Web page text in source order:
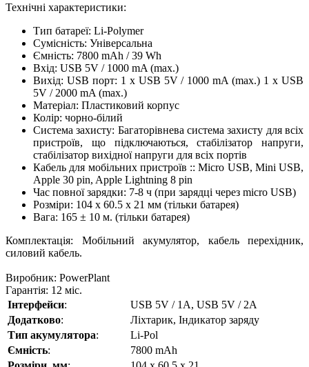
Технічні характеристики:
Тип батареї: Li-Polymer
Сумісність: Універсальна
Ємність: 7800 mAh / 39 Wh
Вхід: USB 5V / 1000 mA (max.)
Вихід: USB порт: 1 x USB 5V / 1000 mA (max.) 1 x USB
5V / 2000 mA (max.)
Матеріал: Пластиковий корпус
Колір: чорно-білий
Система захисту: Багаторівнева система захисту для всіх
пристроїв, що підключаються, стабілізатор напруги,
стабілізатор вихідної напруги для всіх портів
Кабель для мобільних пристроїв :: Micro USB, Mini USB,
Apple 30 pin, Apple Lightning 8 pin
Час повної зарядки: 7-8 ч (при зарядці через micro USB)
Розміри: 104 х 60.5 х 21 мм (тільки батарея)
Вага: 165 ± 10 м. (тільки батарея)
Комплектація: Мобільний акумулятор, кабель перехідник,
силовий кабель.
Виробник: PowerPlant
Гарантія: 12 міс.
Інтерфейси:
USB 5V / 1A, USB 5V / 2A
Додатково:
Ліхтарик, Індикатор заряду
Тип акумулятора:
Li-Pol
Ємність:
7800 mAh